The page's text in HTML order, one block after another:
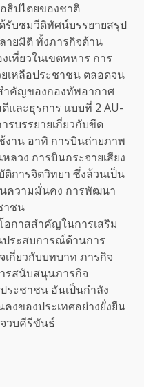
ธิปไตยของชาติ
บชมวีดิทัศน์บรรยายสรุป
ายมิติ ทั้งภารกิจด้าน
ที่ยวในเขตทหาร การ
เหลือประชาชน ตลอดจน
คัญของกองทัพอากาศ
และธุรการ แบบที่ 2 AU-
รบรรยายเกี่ยวกับขีด
งาน อาทิ การบินถ่ายภาพ
วง การบินกระจายเสียง
การจิตวิทยา ซึ่งล้วนเป็น
ความมั่นคง การพัฒนา
าชน
กาสสำคัญในการเสริม
ประสบการณ์ด้านการ
เกี่ยวกับบทบาท ภารกิจ
รสนับสนุนภารกิจ
ระชาชน อันเป็นกำลัง
งของประเทศอย่างยั่งยืน
วบคีรีขันธ์